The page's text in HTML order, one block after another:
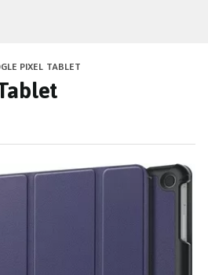
PIXEL TABLET